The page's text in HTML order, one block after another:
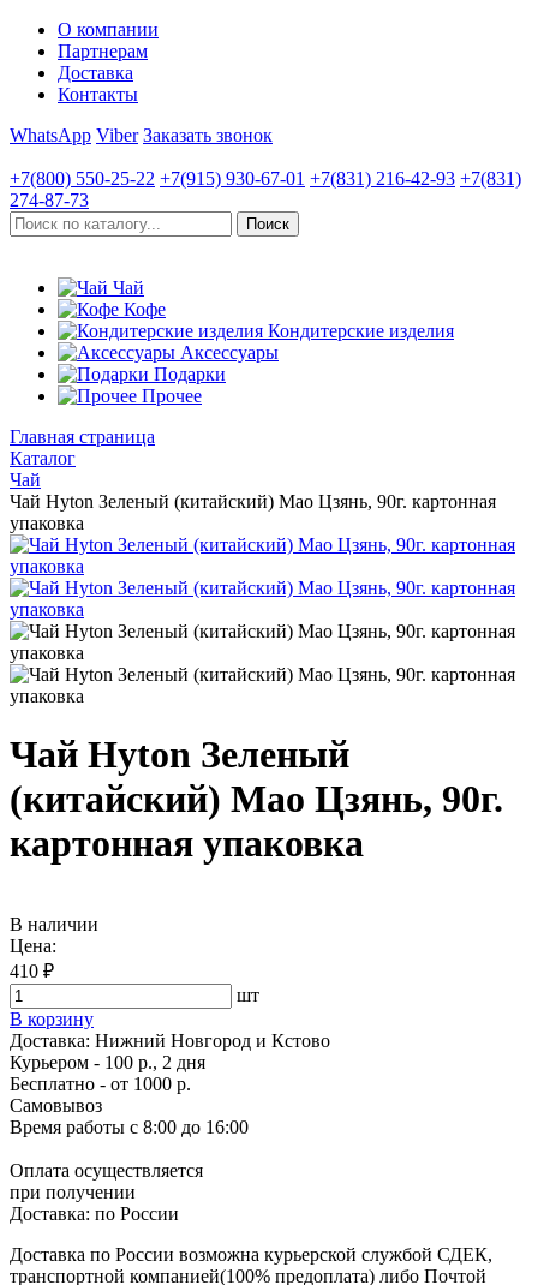
О компании
Партнерам
Доставка
Контакты
WhatsApp Viber Заказать звонок
+7(800) 550-25-22 +7(915) 930-67-01 +7(831) 216-42-93 +7(831)
274-87-73
Чай
Кофе
Кондитерские изделия
Аксессуары
Подарки
Прочее
Главная страница
Каталог
Чай
Чай Hyton Зеленый (китайский) Мао Цзянь, 90г. картонная
упаковка
Чай Hyton Зеленый
(китайский) Мао Цзянь, 90г.
картонная упаковка
В наличии
Цена:
410 ₽
шт
В корзину
Доставка: Нижний Новгород и Кстово
Курьером - 100 р., 2 дня
Бесплатно - от 1000 р.
Самовывоз
Время работы с 8:00 до 16:00
Оплата осуществляется
при получении
Доставка: по России
Доставка по России возможна курьерской службой СДЕК,
транспортной компанией(100% предоплата) либо Почтой